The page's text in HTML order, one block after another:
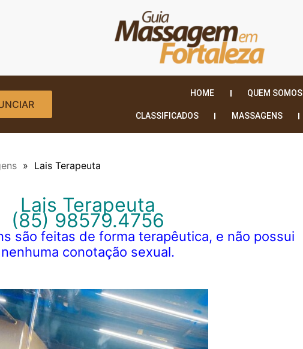
HOME QUEM SOMOS
CLASSIFICADOS MASSAGENS
» Lais Terapeuta
Lais Terapeuta
(85) 98579.4756
são feitas de forma terapêutica, e não possui
nenhuma conotação sexual.